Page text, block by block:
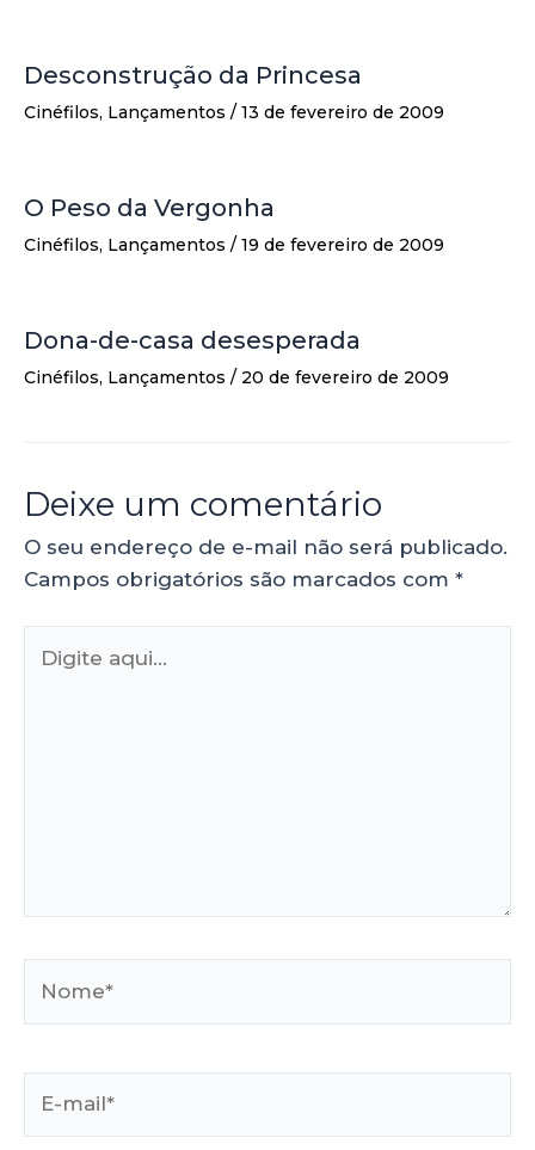
Desconstrução da Princesa
Cinéfilos, Lançamentos / 13 de fevereiro de 2009
O Peso da Vergonha
Cinéfilos, Lançamentos / 19 de fevereiro de 2009
Dona-de-casa desesperada
Cinéfilos, Lançamentos / 20 de fevereiro de 2009
Deixe um comentário
O seu endereço de e-mail não será publicado.
Campos obrigatórios são marcados com *